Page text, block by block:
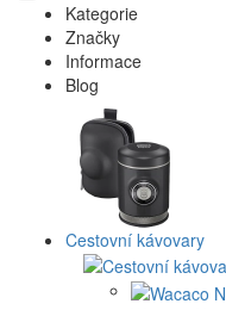
Kategorie
Značky
Informace
Blog
Cestovní kávovary